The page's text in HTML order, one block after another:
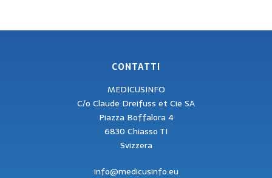
CONTATTI
MEDICUSINFO
C/o Claude Dreifuss et Cie SA
Piazza Boffalora 4
6830 Chiasso TI
Svizzera
info@medicusinfo.eu